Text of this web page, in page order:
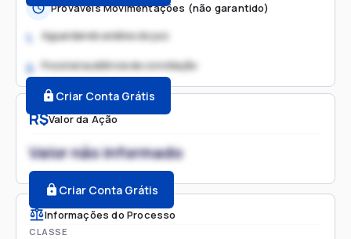
R$Valor da Ação
Valor não informado
Criar Conta Grátis
Informações do Processo
CLASSE
Prováveis Movimentações (não garantido)
1. Aguardando análise do juiz
2. Possível audiência de conciliação
Criar Conta Grátis